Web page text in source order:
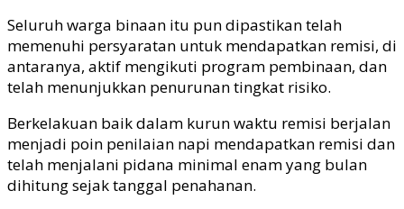
Seluruh warga binaan itu pun dipastikan telah
memenuhi persyaratan untuk mendapatkan remisi, di
antaranya, aktif mengikuti program pembinaan, dan
telah menunjukkan penurunan tingkat risiko.
Berkelakuan baik dalam kurun waktu remisi berjalan
menjadi poin penilaian napi mendapatkan remisi dan
telah menjalani pidana minimal enam yang bulan
dihitung sejak tanggal penahanan.